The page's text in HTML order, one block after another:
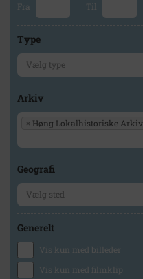
Fra Til
Type
Arkiv
× Høng Lokalhistoriske Arkiv
Geografi
Generelt
Vis kun med billeder
Vis kun med filmklip